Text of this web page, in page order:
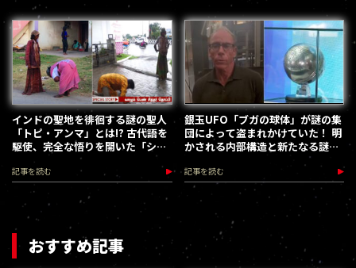
インドの聖地を徘徊する謎の聖人
「トピ・アンマ」とは!? 古代語を
駆使、完全な悟りを開いた「シッ
ダ」と話題
記事を読む
銀玉UFO「ブガの球体」が謎の集
団によって盗まれかけていた！ 明
かされる内部構造と新たなる謎…
記事を読む
おすすめ記事